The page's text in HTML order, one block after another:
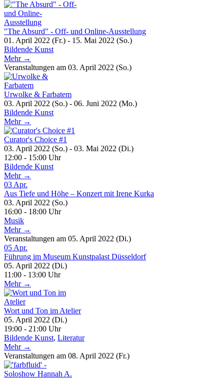
"The Absurd" - Off- und Online-Ausstellung
01. April 2022 (Fr.) - 15. Mai 2022 (So.)
Bildende Kunst
Mehr →
Veranstaltungen am 03. April 2022 (So.)
Urwolke & Farbatem
03. April 2022 (So.) - 06. Juni 2022 (Mo.)
Bildende Kunst
Mehr →
Curator's Choice #1
03. April 2022 (So.) - 03. Mai 2022 (Di.)
12:00 - 15:00 Uhr
Bildende Kunst
Mehr →
03 Apr.
Aus Tiefe und Höhe – Konzert mit Irene Kurka
03. April 2022 (So.)
16:00 - 18:00 Uhr
Musik
Mehr →
Veranstaltungen am 05. April 2022 (Di.)
05 Apr.
Führung im Museum Kunstpalast Düsseldorf
05. April 2022 (Di.)
11:00 - 13:00 Uhr
Mehr →
Wort und Ton im Atelier
05. April 2022 (Di.)
19:00 - 21:00 Uhr
Bildende Kunst, Literatur
Mehr →
Veranstaltungen am 08. April 2022 (Fr.)